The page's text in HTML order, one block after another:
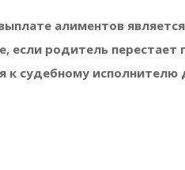
алиментов
если родитель
к судебному исполнителю